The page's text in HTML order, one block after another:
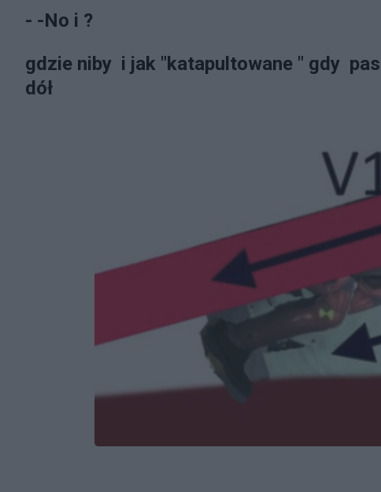
- -No i ?
gdzie niby i jak "katapultowane " gdy
dół